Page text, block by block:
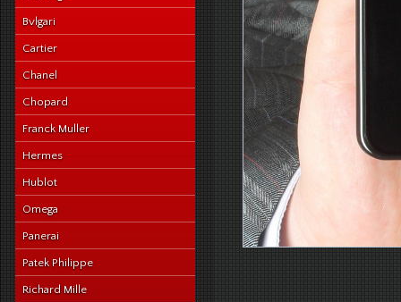
Bvlgari
Cartier
Chanel
Chopard
Franck Muller
Hermes
Hublot
Omega
Panerai
Patek Philippe
Richard Mille